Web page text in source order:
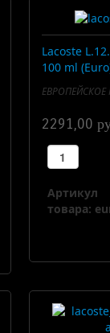
Lacoste
100 ml
ЕВРОПЕЙСКОЕ
2291,00
Артикул
товара: